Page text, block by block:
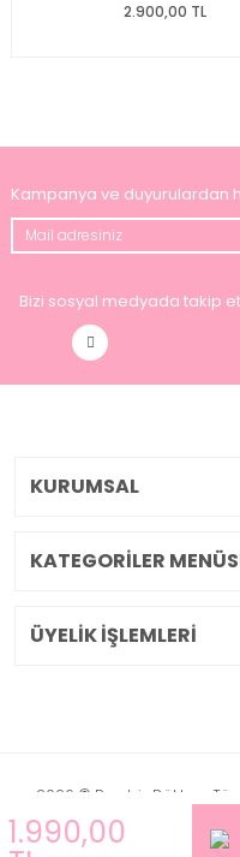
2.900,00 TL
1.990,00
Kampanya ve duyurulardan
Bizi sosyal medyada takip
KURUMSAL
KATEGORİLER
ÜYELİK İŞLEMLERİ
2026 © Pembiş Dükkan. Tüm